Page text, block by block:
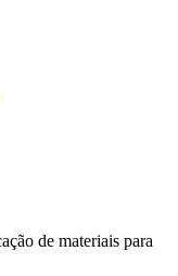
de materiais para